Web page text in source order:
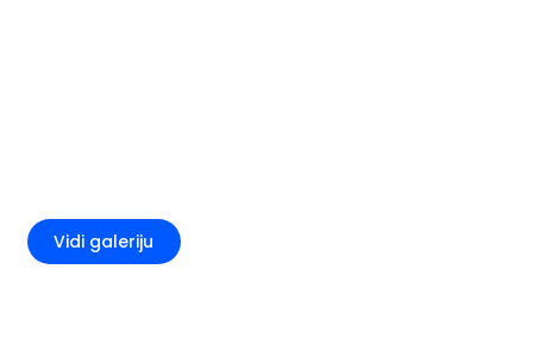
Vidi galeriju